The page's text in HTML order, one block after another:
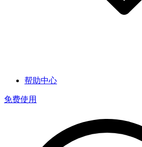
帮助中心
免费使用